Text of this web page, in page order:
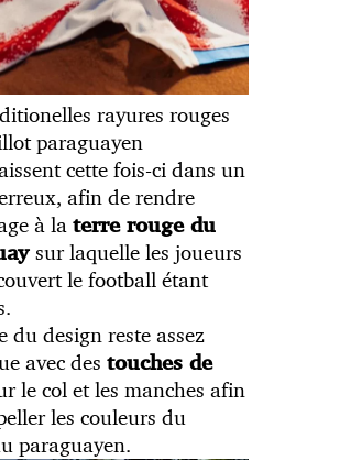
rayures rouges
paraguayen
cette fois-ci dans un
afin de rendre
à laterre rouge du
sur laquelle les joueurs
le football étant
du design reste assez
avec destouches de
le col et les manches afin
les couleurs du
paraguayen.